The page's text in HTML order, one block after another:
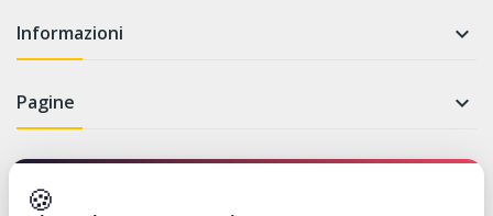
🍪
Informazioni 
Pagine 
Newsletter